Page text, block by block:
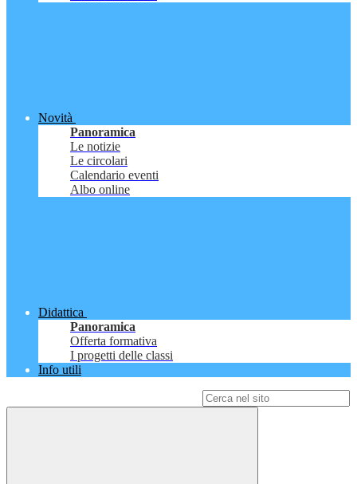
Novità
Panoramica
Le notizie
Le circolari
Calendario eventi
Albo online
Didattica
Panoramica
Offerta formativa
I progetti delle classi
Info utili